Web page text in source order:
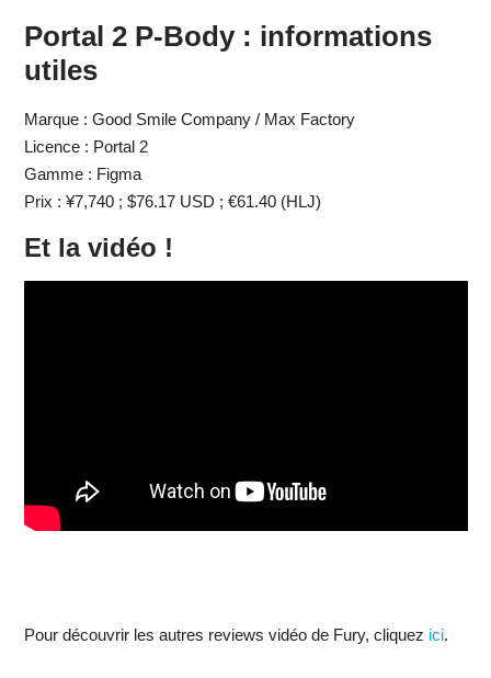
Portal 2 P-Body : informations
utiles
Marque : Good Smile Company / Max Factory
Licence : Portal 2
Gamme : Figma
Prix : ¥7,740 ; $76.17 USD ; €61.40 (HLJ)
Et la vidéo !
Pour découvrir les autres reviews vidéo de Fury, cliquez ici.